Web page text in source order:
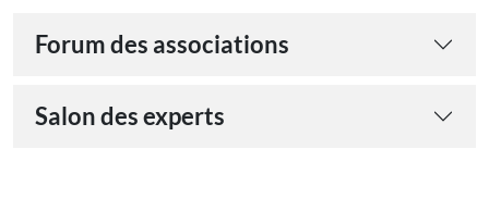
Forum des associations
Salon des experts